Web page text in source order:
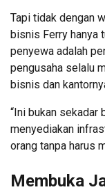
Tapi tidak dengan
bisnis Ferry hanya
penyewa adalah
pengusaha selalu
bisnis dan
“Ini bukan sekadar
menyediakan
orang tanpa harus
Membuka